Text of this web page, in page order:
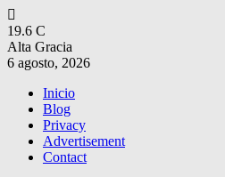
19.6 C
Alta Gracia
6 agosto, 2026
Inicio
Blog
Privacy
Advertisement
Contact